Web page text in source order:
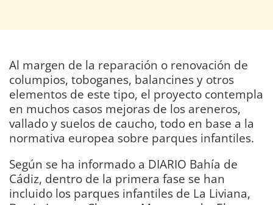
Al margen de la reparación o renovación de
columpios, toboganes, balancines y otros
elementos de este tipo, el proyecto contempla
en muchos casos mejoras de los areneros,
vallado y suelos de caucho, todo en base a la
normativa europea sobre parques infantiles.
Según se ha informado a DIARIO Bahía de
Cádiz, dentro de la primera fase se han
incluido los parques infantiles de La Liviana,